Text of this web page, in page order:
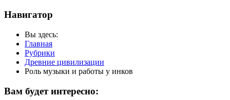
Навигатор
Вы здесь:
Главная
Рубрики
Древние цивилизации
Роль музыки и работы у инков
Вам будет интересно: